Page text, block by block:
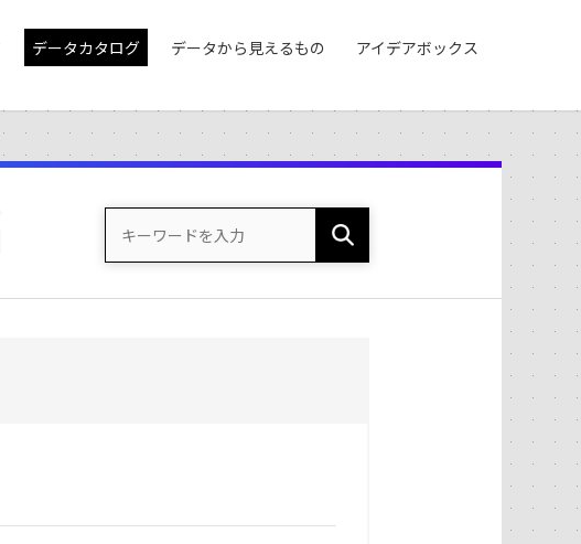
データカタログ データから見えるもの アイデアボックス